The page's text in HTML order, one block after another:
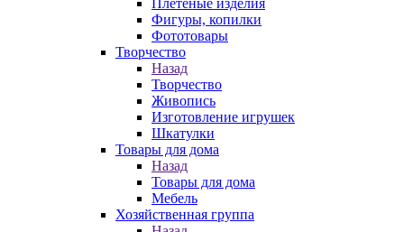
Фигуры, копилки
Фототовары
Творчество
Назад
Творчество
Живопись
Изготовление игрушек
Шкатулки
Товары для дома
Назад
Товары для дома
Мебель
Хозяйственная группа